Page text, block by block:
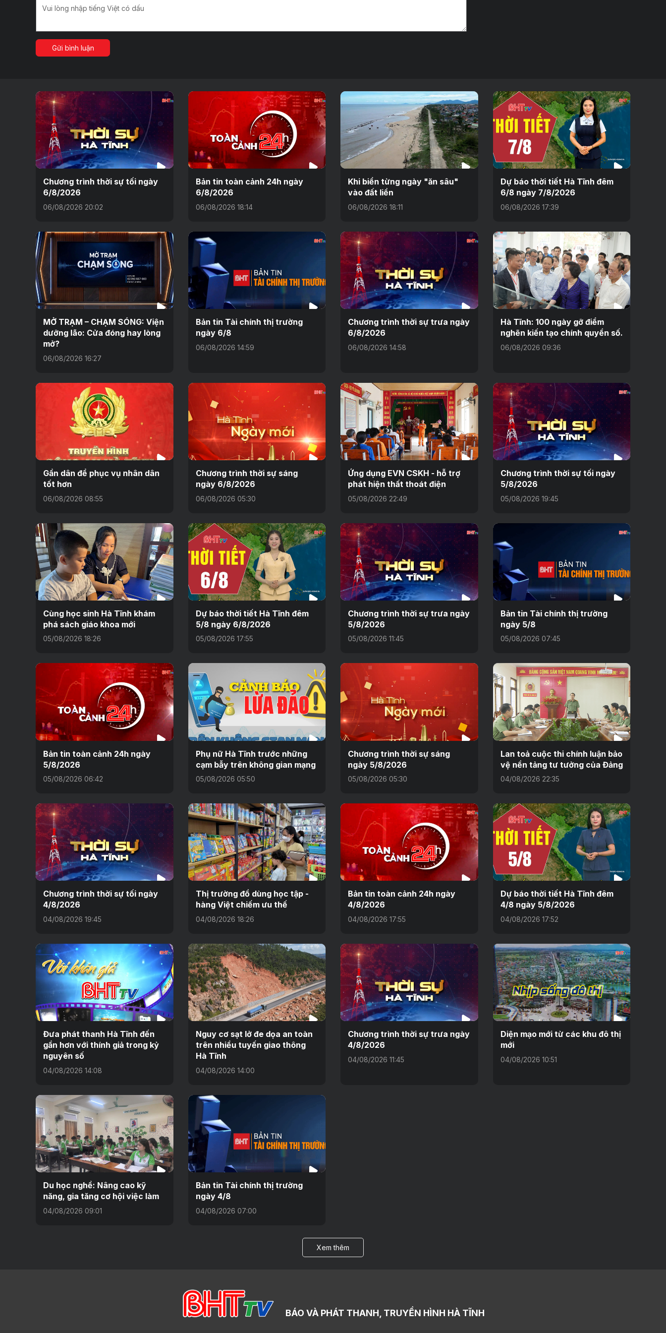
Gửi bình luận
Chương trình thời sự tối ngày
6/8/2026
06/08/2026 20:02
Bản tin toàn cảnh 24h ngày
6/8/2026
06/08/2026 18:14
Khi biển từng ngày "ăn sâu"
vào đất liền
06/08/2026 18:11
Dự báo thời tiết Hà Tĩnh đêm
6/8 ngày 7/8/2026
06/08/2026 17:39
MỞ TRẠM – CHẠM SÓNG: Viện
dưỡng lão: Cửa đóng hay lòng
mở?
06/08/2026 16:27
Bản tin Tài chính thị trường
ngày 6/8
06/08/2026 14:59
Chương trình thời sự trưa ngày
6/8/2026
06/08/2026 14:58
Hà Tĩnh: 100 ngày gỡ điểm
nghẽn kiến tạo chính quyền số.
06/08/2026 09:36
Gần dân để phục vụ nhân dân
tốt hơn
06/08/2026 08:55
Chương trình thời sự sáng
ngày 6/8/2026
06/08/2026 05:30
Ứng dụng EVN CSKH - hỗ trợ
phát hiện thất thoát điện
05/08/2026 22:49
Chương trình thời sự tối ngày
5/8/2026
05/08/2026 19:45
Cùng học sinh Hà Tĩnh khám
phá sách giáo khoa mới
05/08/2026 18:26
Dự báo thời tiết Hà Tĩnh đêm
5/8 ngày 6/8/2026
05/08/2026 17:55
Chương trình thời sự trưa ngày
5/8/2026
05/08/2026 11:45
Bản tin Tài chính thị trường
ngày 5/8
05/08/2026 07:45
Bản tin toàn cảnh 24h ngày
5/8/2026
05/08/2026 06:42
Phụ nữ Hà Tĩnh trước những
cạm bẫy trên không gian mạng
05/08/2026 05:50
Chương trình thời sự sáng
ngày 5/8/2026
05/08/2026 05:30
Lan toả cuộc thi chính luận bảo
vệ nền tảng tư tưởng của Đảng
04/08/2026 22:35
Chương trình thời sự tối ngày
4/8/2026
04/08/2026 19:45
Thị trường đồ dùng học tập -
hàng Việt chiếm ưu thế
04/08/2026 18:26
Bản tin toàn cảnh 24h ngày
4/8/2026
04/08/2026 17:55
Dự báo thời tiết Hà Tĩnh đêm
4/8 ngày 5/8/2026
04/08/2026 17:52
Đưa phát thanh Hà Tĩnh đến
gần hơn với thính giả trong kỷ
nguyên số
04/08/2026 14:08
Nguy cơ sạt lở đe dọa an toàn
trên nhiều tuyến giao thông
Hà Tĩnh
04/08/2026 14:00
Chương trình thời sự trưa ngày
4/8/2026
04/08/2026 11:45
Diện mạo mới từ các khu đô thị
mới
04/08/2026 10:51
Du học nghề: Nâng cao kỹ
năng, gia tăng cơ hội việc làm
04/08/2026 09:01
Bản tin Tài chính thị trường
ngày 4/8
04/08/2026 07:00
Xem thêm
BÁO VÀ PHÁT THANH, TRUYỀN HÌNH HÀ TĨNH